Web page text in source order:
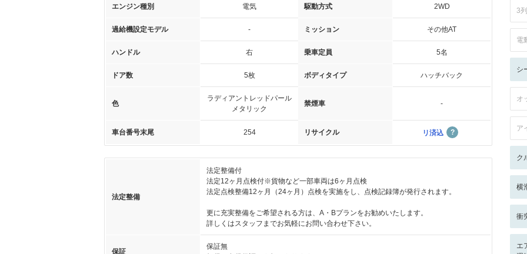
エンジン種別 電気 駆動方式 2WD
過給機設定モデル - ミッション その他AT
ハンドル 右 乗車定員 5名
ドア数 5枚 ボディタイプ ハッチバック
色
ラディアントレッドパール
メタリック
禁煙車 -
車台番号末尾 254 リサイクル リ済込
法定整備
法定整備付
法定12ヶ月点検付※貨物など一部車両は6ヶ月点検
法定点検整備12ヶ月（24ヶ月）点検を実施をし、点検記録簿が発行されます。
更に充実整備をご希望される方は、A・Bプランをお勧めいたします。
詳しくはスタッフまでお気軽にお問い合わせ下さい。
保証
保証無
3
電
シ
オ
ア
ク
横
衝
エ